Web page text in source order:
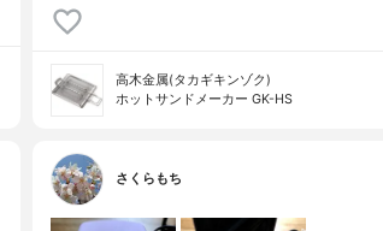
高木金属(タカギキンゾク)
ホットサンドメーカー GK-HS
さくらもち